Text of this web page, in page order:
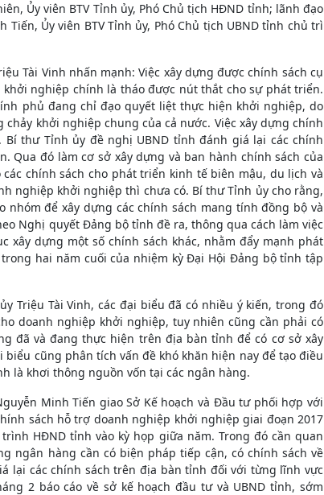
Ủy viên BTV Tỉnh ủy, Phó Chủ tịch HĐND tỉnh; lãnh đạo
Ủy viên BTV Tỉnh ủy, Phó Chủ tịch UBND tỉnh chủ trì
Tài Vinh nhấn mạnh: Việc xây dựng được chính sách cụ
nghiệp chính là tháo được nút thắt cho sự phát triển.
phủ đang chỉ đạo quyết liệt thực hiện khởi nghiệp, do
khởi nghiệp chung của cả nước. Việc xây dựng chính
thư Tỉnh ủy đề nghị UBND tỉnh đánh giá lại các chính
Qua đó làm cơ sở xây dựng và ban hành chính sách của
chính sách cho phát triển kinh tế biên mậu, du lịch và
nghiệp khởi nghiệp thì chưa có. Bí thư Tỉnh ủy cho rằng,
nhóm để xây dựng các chính sách mang tính đồng bộ và
Nghị quyết Đảng bộ tỉnh đề ra, thông qua cách làm việc
dựng một số chính sách khác, nhằm đẩy mạnh phát
hai năm cuối của nhiệm kỳ Đại Hội Đảng bộ tỉnh tập
Triệu Tài Vinh, các đại biểu đã có nhiều ý kiến, trong đó
doanh nghiệp khởi nghiệp, tuy nhiên cũng cần phải có
đã và đang thực hiện trên địa bàn tỉnh để có cơ sở xây
cũng phân tích vấn đề khó khăn hiện nay để tạo điều
là khơi thông nguồn vốn tại các ngân hàng.
Minh Tiến giao Sở Kế hoạch và Đầu tư phối hợp với
sách hỗ trợ doanh nghiệp khởi nghiệp giai đoạn 2017
HĐND tỉnh vào kỳ họp giữa năm. Trong đó cần quan
ngân hàng cần có biện pháp tiếp cận, có chính sách về
lại các chính sách trên địa bàn tỉnh đối với từng lĩnh vực
2 báo cáo về sở kế hoạch đầu tư và UBND tỉnh, sớm